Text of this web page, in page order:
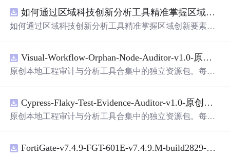
带有直观的图形用户界面（GUI），非常容易使用。你只
需要将手写数字输入系统，它将立即给出准确的识别结
是一个非常方便和实用的工具，你一定会喜欢它的！
如何通过区域科技创新分析工具精准掌握区域创新要素分布与产业链融合现状？.docx
如何通过区域科技创新分析工具精准掌握区域创新要素分
Visual-Workflow-Orphan-Node-Auditor-v1.0-原创源码与文档.zip
原创本地工程审计与分析工具合集中的独立资源包。每个
README、运行说明、功能清单、MIT License及原创与授
权声明。解压后进入project目录，执行npm test验证算法，
目源码、Logo、官方截图、论文、生产日志或其他受限素
Cypress-Flaky-Test-Evidence-Auditor-v1.0-原创源码与文档.zip
原创本地工程审计与分析工具合集中的独立资源包。每个
README、运行说明、功能清单、MIT License及原创与授
FortiGate-v7.4.9-FGT-601E-v7.4.9.M-build2829-FORTINET.out